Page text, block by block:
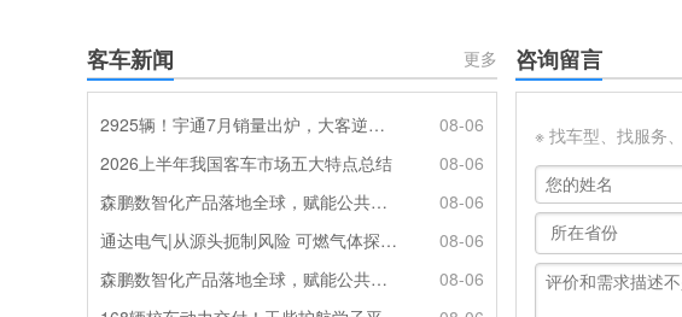
客车新闻 更多
2925辆！宇通7月销量出炉，大客逆势走强筑牢基本盘
08-06
2026上半年我国客车市场五大特点总结
08-06
森鹏数智化产品落地全球，赋能公共交通新升级
08-06
通达电气|从源头扼制风险 可燃气体探测系统灵敏感知商用车燃气泄漏
08-06
森鹏数智化产品落地全球，赋能公共交通新升级
08-06
咨询留言
※ 找车型、找服务